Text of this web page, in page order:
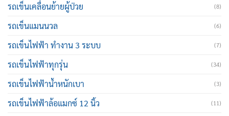
รถเข็นเคลื่อนย้ายผู้ป่วย (8)
รถเข็นแมนนวล (6)
รถเข็นไฟฟ้า ทำงาน 3 ระบบ (7)
รถเข็นไฟฟ้าทุกรุ่น (34)
รถเข็นไฟฟ้าน้ำหนักเบา (3)
รถเข็นไฟฟ้าล้อแมกซ์ 12 นิ้ว (11)